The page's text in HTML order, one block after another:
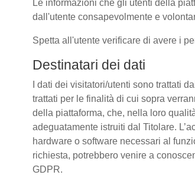
Le informazioni che gli utenti della
dall'utente consapevolmente e
Spetta all'utente verificare di avere i
Destinatari dei dati
I dati dei visitatori/utenti sono trattati
trattati per le finalità di cui sopra
della piattaforma, che, nella loro
adeguatamente istruiti dal Titolare.
hardware o software necessari al
richiesta, potrebbero venire a
GDPR.